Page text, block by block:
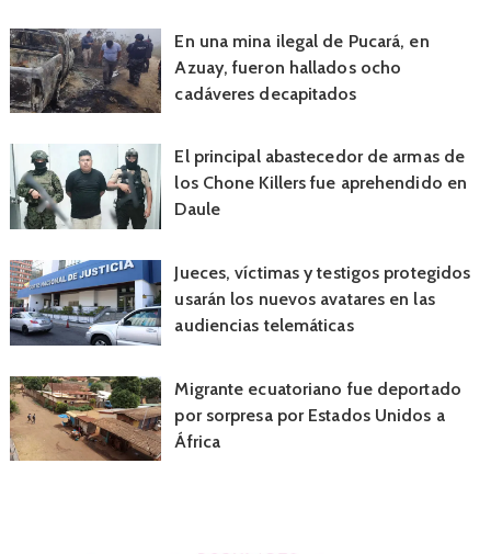
En una mina ilegal de Pucará, en
Azuay, fueron hallados ocho
cadáveres decapitados
El principal abastecedor de armas de
los Chone Killers fue aprehendido en
Daule
Jueces, víctimas y testigos protegidos
usarán los nuevos avatares en las
audiencias telemáticas
Migrante ecuatoriano fue deportado
por sorpresa por Estados Unidos a
África